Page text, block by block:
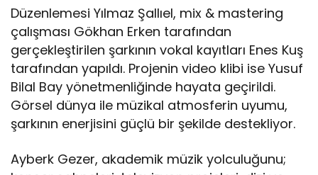
Düzenlemesi Yılmaz Şallıel, mix & mastering
çalışması Gökhan Erken tarafından
gerçekleştirilen şarkının vokal kayıtları Enes Kuş
tarafından yapıldı. Projenin video klibi ise Yusuf
Bilal Bay yönetmenliğinde hayata geçirildi.
Görsel dünya ile müzikal atmosferin uyumu,
şarkının enerjisini güçlü bir şekilde destekliyor.
Ayberk Gezer, akademik müzik yolculuğunu;